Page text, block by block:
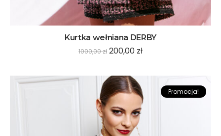
Kurtka wełniana DERBY
1000,00zł 200,00 zł
Promocja!